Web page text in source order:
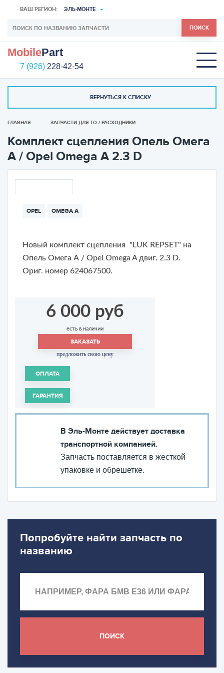
ВАШ РЕГИОН: ЭЛЬ-МОНТЕ
ПОИСК
MobilePart
7 (926) 228-42-54
ВЕРНУТЬСЯ К СПИСКУ
ГЛАВНАЯ ЗАПЧАСТИ ДЛЯ ТО / РАСХОДНИКИ
Комплект сцепления Опель Омега
А / Opel Omega A 2.3 D
OPEL OMEGA A
Новый комплект сцепления "LUK REPSET" на
Опель Омега А / Opel Omega A двиг. 2.3 D.
Ориг. номер 624067500.
6 000 руб
есть в наличии
ЗАКАЗАТЬ
предложить свою цену
ОПЛАТА
ГАРАНТИЯ
В Эль-Монте действует доставка
транспортной компанией.
Запчасть поставляется в жесткой
упаковке и обрешетке.
Попробуйте найти запчасть по
названию
ПОИСК